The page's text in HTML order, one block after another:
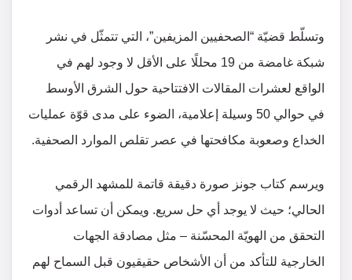
وتسلّط قضيّة “الصحفيين المزيفين”، التي تتمثّل في نشر
شبكة غامضة من 19 محللًا على الأقل لا وجود لهم في
الواقع لعشرات المقالات الافتتاحية حول الشرق الأوسط
في حوالي 50 وسيلة إعلامية، الضوء على مدى قوّة عمليات
الخداع وصعوبة مكافحتها في عصر تقلص الموارد الصحفية.
ويرسم كتاب جونز صورة دقيقة قاتمة للمشهد الرقمي
الحالي؛ حيث لا يوجد أي حل سريع. ويمكن أن تساعد أدوات
التحقق من الهويّة المحسّنة – مثل مصادقة الجهات
الخارجية للتأكد من أن الأشخاص حقيقيون قبل السماح لهم